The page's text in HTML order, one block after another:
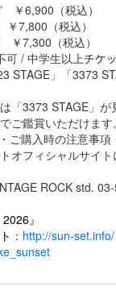
￥6,900（税込）
7,800（税込）
7,300（税込）
可 / 中学生以上
STAGE」「3373
「3373 STAGE」が
ご鑑賞いただけます。
ご購入時の注意事
オフィシャルサイト
ROCK std.
』
： http://sun-set.info/